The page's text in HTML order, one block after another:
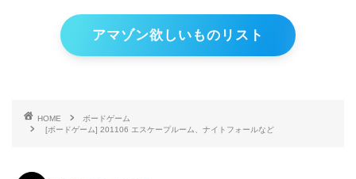
アマゾン欲しいものリスト
HOME
ボードゲーム
[ボードゲーム] 201106 エスケープルーム、ナイトフォールなど